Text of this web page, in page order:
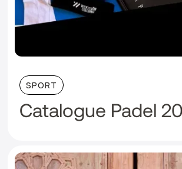
SPORT
Catalogue Padel